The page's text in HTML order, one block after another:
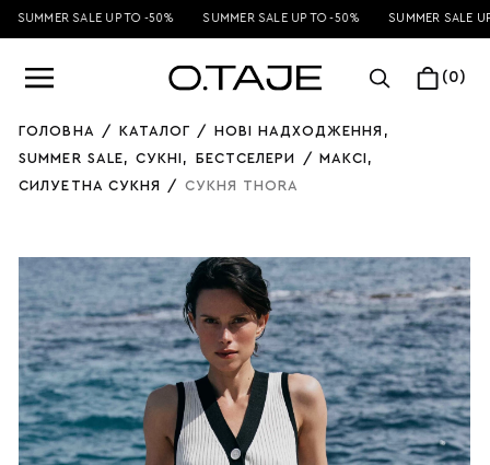
SUMMER SALE UP TO -50% SUMMER SALE UP TO -50% SUMMER SALE
(0)
ГОЛОВНА / КАТАЛОГ / НОВІ НАДХОДЖЕННЯ ,
SUMMER SALE, СУКНІ , БЕСТСЕЛЕРИ / МАКСI ,
СИЛУЕТНА СУКНЯ / СУКНЯ THORA